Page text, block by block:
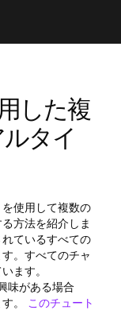
した複
タイ
使用して複数の
方法を紹介しま
ているすべての
。すべてのチャ
ます。
味がある場合
。
このチュート